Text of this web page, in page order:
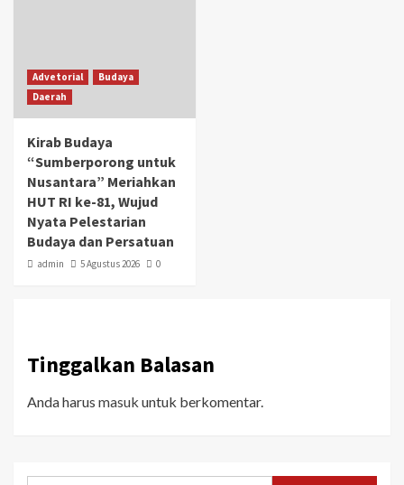
Advetorial
Budaya
Daerah
Kirab Budaya
“Sumberporong untuk
Nusantara” Meriahkan
HUT RI ke-81, Wujud
Nyata Pelestarian
Budaya dan Persatuan
admin 5 Agustus 2026 0
Tinggalkan Balasan
Anda harus masuk untuk berkomentar.